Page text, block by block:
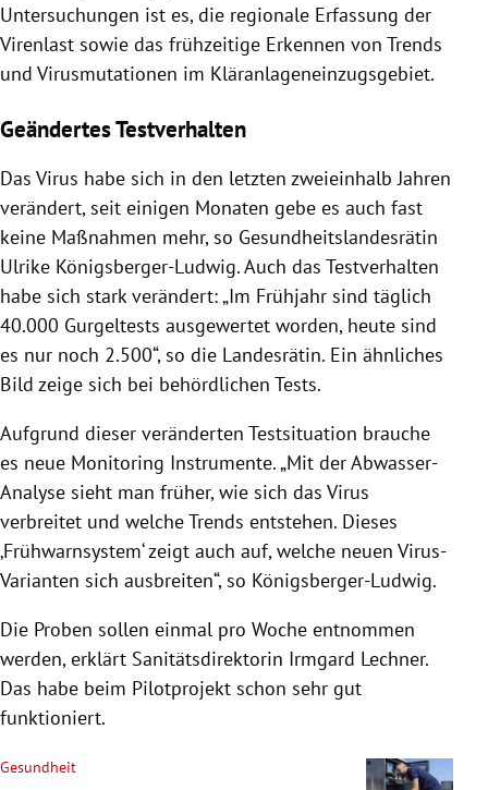
Untersuchungen ist es, die regionale Erfassung der
Virenlast sowie das frühzeitige Erkennen von Trends
und Virusmutationen im Kläranlageneinzugsgebiet.
Geändertes Testverhalten
Das Virus habe sich in den letzten zweieinhalb Jahren
verändert, seit einigen Monaten gebe es auch fast
keine Maßnahmen mehr, so Gesundheitslandesrätin
Ulrike Königsberger-Ludwig. Auch das Testverhalten
habe sich stark verändert: „Im Frühjahr sind täglich
40.000 Gurgeltests ausgewertet worden, heute sind
es nur noch 2.500“, so die Landesrätin. Ein ähnliches
Bild zeige sich bei behördlichen Tests.
Aufgrund dieser veränderten Testsituation brauche
es neue Monitoring Instrumente. „Mit der Abwasser-
Analyse sieht man früher, wie sich das Virus
verbreitet und welche Trends entstehen. Dieses
‚Frühwarnsystem‘ zeigt auch auf, welche neuen Virus-
Varianten sich ausbreiten“, so Königsberger-Ludwig.
Die Proben sollen einmal pro Woche entnommen
werden, erklärt Sanitätsdirektorin Irmgard Lechner.
Das habe beim Pilotprojekt schon sehr gut
funktioniert.
Gesundheit